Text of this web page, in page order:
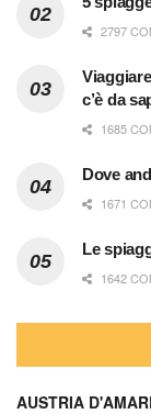
2797
c’è da
1685
Dove
1671
Le
1642
AUSTRIA